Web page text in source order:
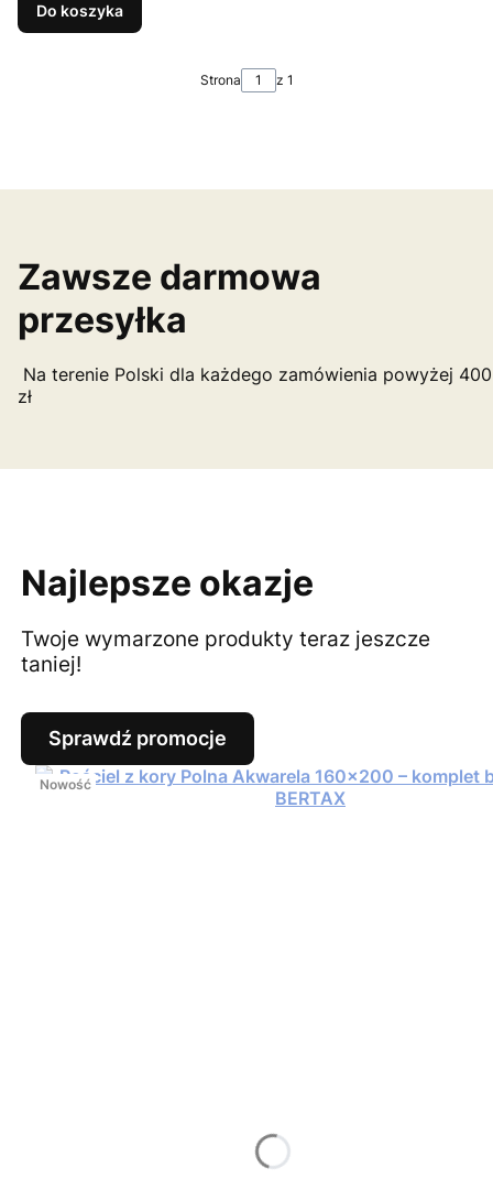
Do koszyka
Strona z 1
Zawsze darmowa
przesyłka
Na terenie Polski dla każdego zamówienia powyżej 400
zł
Najlepsze okazje
Twoje wymarzone produkty teraz jeszcze
taniej!
Sprawdź promocje
Nowość